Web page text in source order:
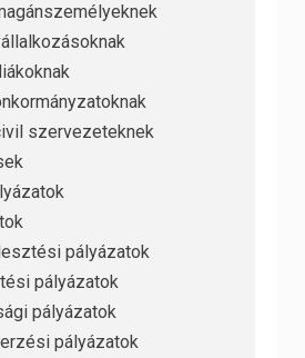
szervezeteknek
pályázatok
pályázatok
pályázatok
pályázatok